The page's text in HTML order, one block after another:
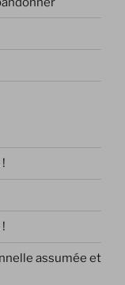
assumée et